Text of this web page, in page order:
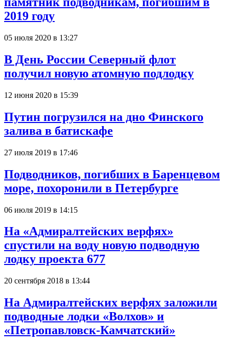
2019 году
05 июля 2020 в 13:27
В День России Северный флот
получил новую атомную подлодку
12 июня 2020 в 15:39
Путин погрузился на дно Финского
залива в батискафе
27 июля 2019 в 17:46
Подводников, погибших в Баренцевом
море, похоронили в Петербурге
06 июля 2019 в 14:15
На «Адмиралтейских верфях»
спустили на воду новую подводную
лодку проекта 677
20 сентября 2018 в 13:44
На Адмиралтейских верфях заложили
подводные лодки «Волхов» и
«Петропавловск-Камчатский»